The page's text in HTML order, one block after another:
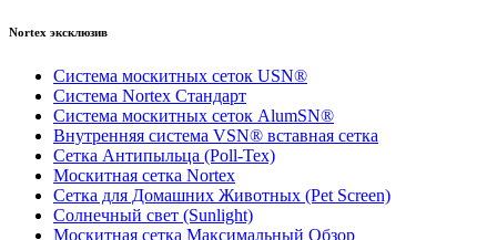
Nortex эксклюзив
Система москитных сеток USN®
Система Nortex Стандарт
Система москитных сеток AlumSN®
Внутренняя система VSN® вставная сетка
Сетка Антипыльца (Poll-Tex)
Москитная сетка Nortex
Сетка для Домашних Животных (Pet Screen)
Солнечный свет (Sunlight)
Москитная сетка Максимальный Обзор